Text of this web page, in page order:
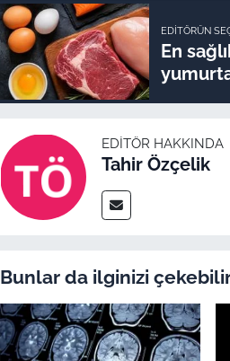
EDITÖRÜN
En
EDITÖR HAKKINDA
Tahir Özçelik
Bunlar da ilginizi